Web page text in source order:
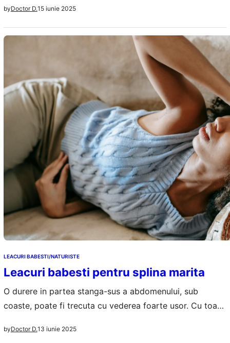
aparuti tiroidei sunt destul de periculosi atat pentru
tiroida, cat si pentru intreg organismul uman.
Tratamentele naturiste sunt suficient de multe pentru a
ameliora simptomatologia asociata,…
byDoctor D.15 iunie 2025
LEACURI BABESTI/NATURISTE
Leacuri babesti pentru splina marita
O durere in partea stanga-sus a abdomenului, sub
coaste, poate fi trecuta cu vederea foarte usor. Cu toate
cele mai multe ori poate fi vorba despre splina si despre
byDoctor D.13 iunie 2025